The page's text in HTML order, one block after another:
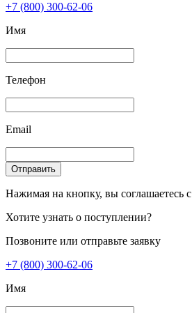
+7 (800) 300-62-06
Имя
Телефон
Email
Отправить
Нажимая на кнопку, вы соглашаетесь с
Хотите узнать о поступлении?
Позвоните или отправьте заявку
+7 (800) 300-62-06
Имя